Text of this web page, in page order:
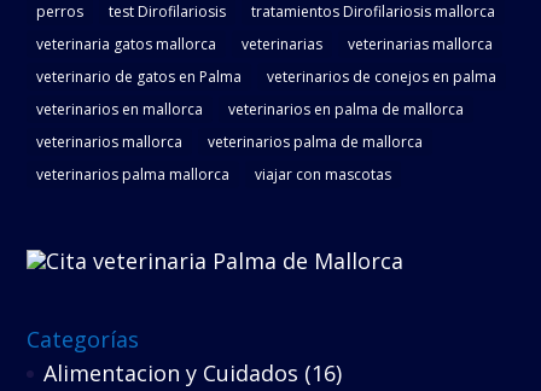
perros
test Dirofilariosis
tratamientos Dirofilariosis mallorca
veterinaria gatos mallorca
veterinarias
veterinarias mallorca
veterinario de gatos en Palma
veterinarios de conejos en palma
veterinarios en mallorca
veterinarios en palma de mallorca
veterinarios mallorca
veterinarios palma de mallorca
veterinarios palma mallorca
viajar con mascotas
Categorías
Alimentacion y Cuidados (16)